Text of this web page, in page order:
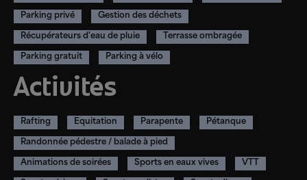
Parking privé Gestion des déchets
Récupérateurs d'eau de pluie Terrasse ombragée
Parking gratuit Parking à vélo
Activités
Rafting Equitation Parapente Pétanque
Randonnée pédestre / balade à pied
Animations de soirées Sports en eaux vives VTT